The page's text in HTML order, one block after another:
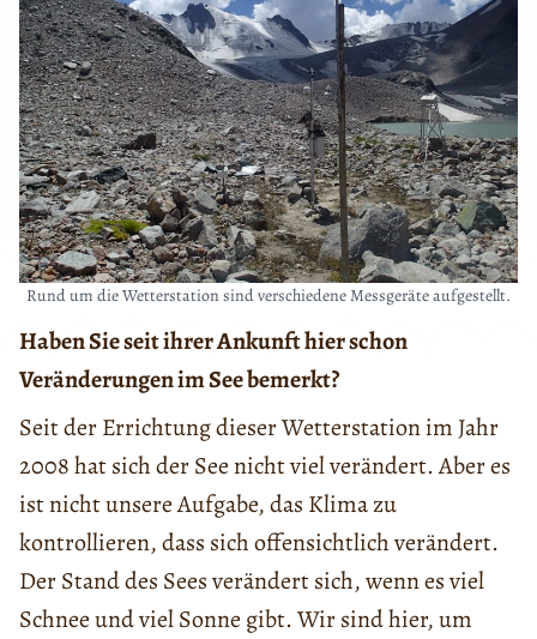
Rund um die Wetterstation sind verschiedene Messgeräte aufgestellt.
Haben Sie seit ihrer Ankunft hier schon
Veränderungen im See bemerkt?
Seit der Errichtung dieser Wetterstation im Jahr
2008 hat sich der See nicht viel verändert. Aber es
ist nicht unsere Aufgabe, das Klima zu
kontrollieren, dass sich offensichtlich verändert.
Der Stand des Sees verändert sich, wenn es viel
Schnee und viel Sonne gibt. Wir sind hier, um